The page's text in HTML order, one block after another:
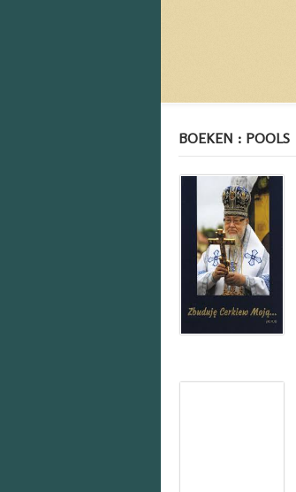
BOEKEN : POOLS